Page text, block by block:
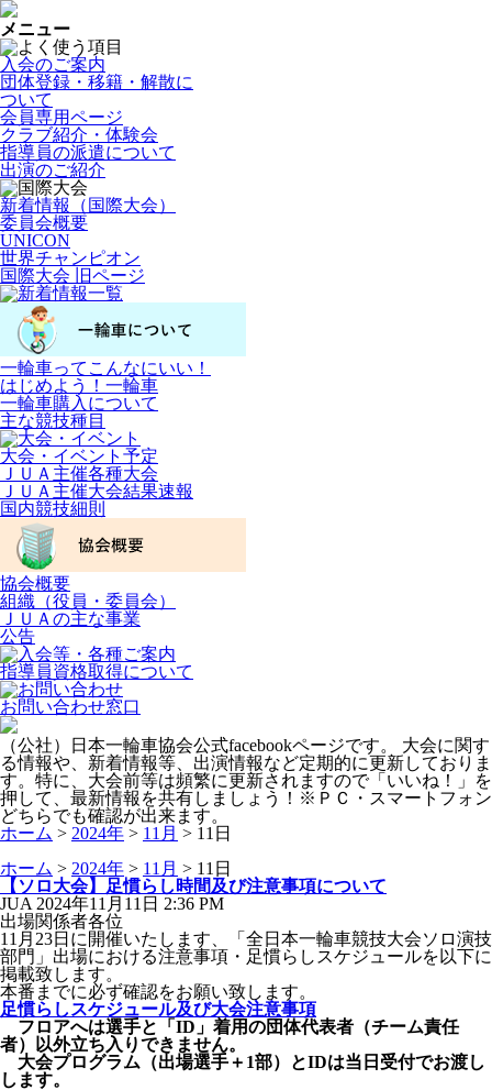
メニュー
入会のご案内
団体登録・移籍・解散に
ついて
会員専用ページ
クラブ紹介・体験会
指導員の派遣について
出演のご紹介
新着情報（国際大会）
委員会概要
UNICON
世界チャンピオン
国際大会 旧ページ
一輪車ってこんなにいい！
はじめよう！一輪車
一輪車購入について
主な競技種目
大会・イベント予定
ＪＵＡ主催各種大会
ＪＵＡ主催大会結果速報
国内競技細則
協会概要
組織（役員・委員会）
ＪＵＡの主な事業
公告
指導員資格取得について
お問い合わせ窓口
（公社）日本一輪車協会公式facebookページです。 大会に関す
る情報や、新着情報等、出演情報など定期的に更新しておりま
す。特に、大会前等は頻繁に更新されますので「いいね！」を
押して、最新情報を共有しましょう！※ＰＣ・スマートフォン
どちらでも確認が出来ます。
ホーム > 2024年 > 11月 > 11日
ホーム > 2024年 > 11月 > 11日
【ソロ大会】足慣らし時間及び注意事項について
JUA 2024年11月11日 2:36 PM
出場関係者各位
11月23日に開催いたします、「全日本一輪車競技大会ソロ演技
部門」出場における注意事項・足慣らしスケジュールを以下に
掲載致します。
本番までに必ず確認をお願い致します。
足慣らしスケジュール及び大会注意事項
フロアへは選手と「ID」着用の団体代表者（チーム責任
者）以外立ち入りできません。
大会プログラム（出場選手＋1部）とIDは当日受付でお渡し
します。